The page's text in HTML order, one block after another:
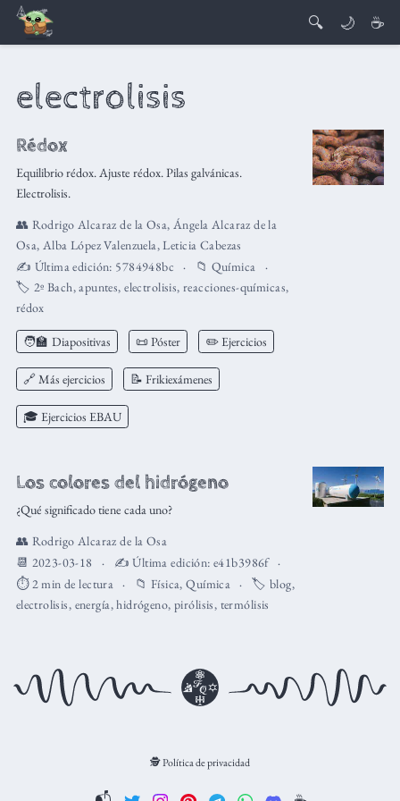
🔍 🌙 ☕
electrolisis
Rédox
Equilibrio rédox. Ajuste rédox. Pilas galvánicas.
Electrolisis.
👥 Rodrigo Alcaraz de la Osa, Ángela Alcaraz de la
Osa, Alba López Valenzuela,Leticia Cabezas
✍️ Última edición: 5784948bc 📁 Química
🏷️ 2º Bach,apuntes,electrolisis,reacciones-químicas,
rédox
🧑‍🏫 Diapositivas 📜 Póster ✏️ Ejercicios
🔗 Más ejercicios 📝 Frikiexámenes
🎓 Ejercicios EBAU
Los colores del hidrógeno
¿Qué significado tiene cada uno?
👥 Rodrigo Alcaraz de la Osa
📆 2023-03-18
✍️ Última edición:e41b3986f
⏱️ 2 min de lectura
📁 Física,Química 🏷️ blog,
electrolisis, energía,hidrógeno,pirólisis, termólisis
🕵️ Política de privacidad